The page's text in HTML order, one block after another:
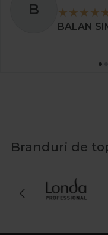
B
BALAN
Branduri de